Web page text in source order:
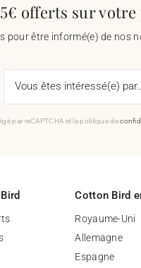
5€ offerts sur
pour être informé(e) de nos
par reCAPTCHA et la politique de
Cotton Bird
Royaume-Uni
Allemagne
Espagne